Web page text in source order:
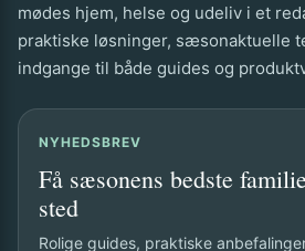
mødes hjem, helse og udeliv i et
praktiske løsninger, sæsonaktuelle
indgange til både guides og
NYHEDSBREV
Få sæsonens bedste
sted
Rolige guides, praktiske